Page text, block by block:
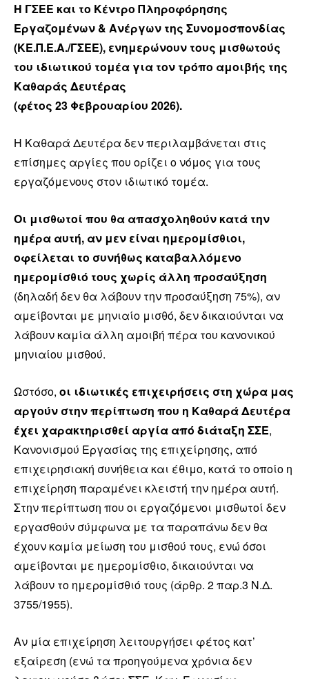
H ΓΣΕΕ και το Κέντρο Πληροφόρησης
Εργαζομένων & Ανέργων της Συνομοσπονδίας
(ΚΕ.Π.Ε.Α./ΓΣΕΕ), ενημερώνουν τους μισθωτούς
του ιδιωτικού τομέα για τον τρόπο αμοιβής της
Καθαράς Δευτέρας
(φέτος 23 Φεβρουαρίου 2026).
Η Καθαρά Δευτέρα δεν περιλαμβάνεται στις
επίσημες αργίες που ορίζει ο νόμος για τους
εργαζόμενους στον ιδιωτικό τομέα.
Οι μισθωτοί που θα απασχοληθούν κατά την
ημέρα αυτή, αν μεν είναι ημερομίσθιοι,
οφείλεται το συνήθως καταβαλλόμενο
ημερομίσθιό τους χωρίς άλλη προσαύξηση
(δηλαδή δεν θα λάβουν την προσαύξηση 75%), αν
αμείβονται με μηνιαίο μισθό, δεν δικαιούνται να
λάβουν καμία άλλη αμοιβή πέρα του κανονικού
μηνιαίου μισθού.
Ωστόσο, οι ιδιωτικές επιχειρήσεις στη χώρα μας
αργούν στην περίπτωση που η Καθαρά Δευτέρα
έχει χαρακτηρισθεί αργία από διάταξη ΣΣΕ,
Κανονισμού Εργασίας της επιχείρησης, από
επιχειρησιακή συνήθεια και έθιμο, κατά το οποίο η
επιχείρηση παραμένει κλειστή την ημέρα αυτή.
Στην περίπτωση που οι εργαζόμενοι μισθωτοί δεν
εργασθούν σύμφωνα με τα παραπάνω δεν θα
έχουν καμία μείωση του μισθού τους, ενώ όσοι
αμείβονται με ημερομίσθιο, δικαιούνται να
λάβουν το ημερομίσθιό τους (άρθρ. 2 παρ.3 Ν.Δ.
3755/1955).
Αν μία επιχείρηση λειτουργήσει φέτος κατ’
εξαίρεση (ενώ τα προηγούμενα χρόνια δεν